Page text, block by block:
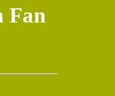
Fan